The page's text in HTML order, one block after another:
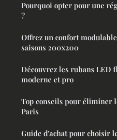
Pourquoi opter pour une
?
Offrez un confort
saisons 200x200
Découvrez les rubans LED
moderne et pro
Top conseils pour éliminer
Paris
Guide d'achat pour choisir